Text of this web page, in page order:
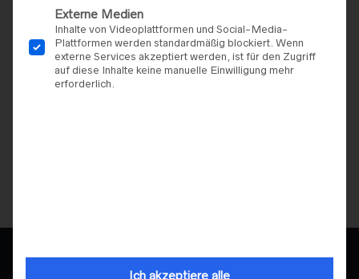
Externe Medien
Inhalte von Videoplattformen und Social-Media-
Plattformen werden standardmäßig blockiert. Wenn
externe Services akzeptiert werden, ist für den Zugriff
auf diese Inhalte keine manuelle Einwilligung mehr
erforderlich.
Ich akzeptiere alle